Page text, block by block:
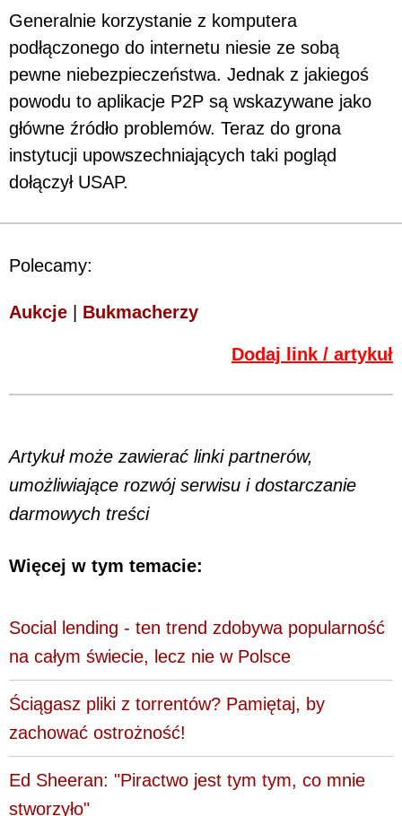
Generalnie korzystanie z komputera
podłączonego do internetu niesie ze sobą
pewne niebezpieczeństwa. Jednak z jakiegoś
powodu to aplikacje P2P są wskazywane jako
główne źródło problemów. Teraz do grona
instytucji upowszechniających taki pogląd
dołączył USAP.
Polecamy:
Aukcje Bukmacherzy
Dodaj link / artykuł
Artykuł może zawierać linki partnerów,
umożliwiające rozwój serwisu i dostarczanie
darmowych treści
Więcej w tym temacie:
Social lending - ten trend zdobywa popularność
na całym świecie, lecz nie w Polsce
Ściągasz pliki z torrentów? Pamiętaj, by
zachować ostrożność!
Ed Sheeran: "Piractwo jest tym tym, co mnie
stworzyło"